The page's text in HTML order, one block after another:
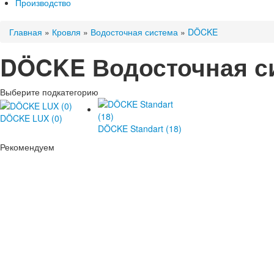
Производство
Главная » Кровля » Водосточная система » DÖCKE
DÖCKE Водосточная
Выберите подкатегорию
DÖCKE LUX (0)
DÖCKE Standart (18)
Рекомендуем